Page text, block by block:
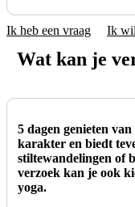
Ik heb een vraag Ik
Wat kan je
5 dagen genieten
karakter en biedt
stiltewandelingen of
verzoek kan je ook
yoga.